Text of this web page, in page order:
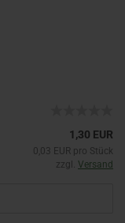
1,30 EUR
0,03 EUR pro Stück
zzgl. Versand